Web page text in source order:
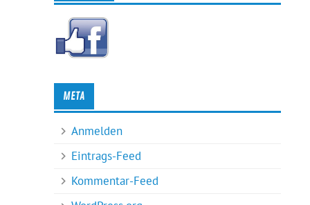
META
Anmelden
Eintrags-Feed
Kommentar-Feed